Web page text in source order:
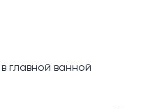
главной ванной